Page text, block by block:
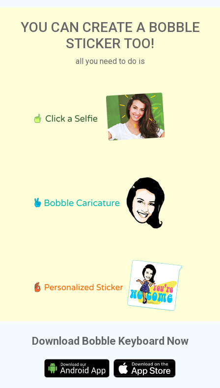
YOU CAN CREATE A BOBBLE
STICKER TOO!
all you need to do is
Download Bobble Keyboard Now